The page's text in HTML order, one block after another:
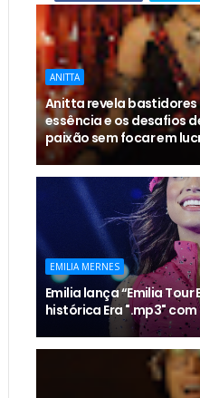
ANITTA
Anitta revela bastidores
essência e os desafios
paixão sem focar em
EMILIA MERNES
Emilia lança “Emilia Tour
histórica Era ".mp3"